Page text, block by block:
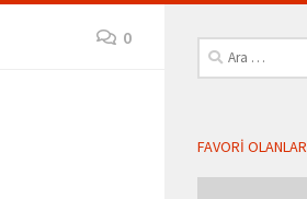
0
Arama:
FAVORI OLANLAR